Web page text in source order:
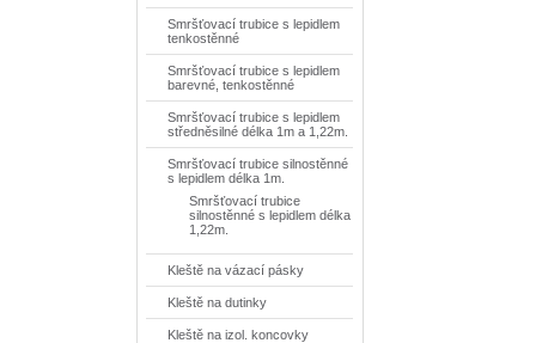
Smršťovací trubice s lepidlem
tenkostěnné
Smršťovací trubice s lepidlem
barevné, tenkostěnné
Smršťovací trubice s lepidlem
středněsilné délka 1m a 1,22m.
Smršťovací trubice silnostěnné
s lepidlem délka 1m.
Smršťovací trubice
silnostěnné s lepidlem délka
1,22m.
Kleště na vázací pásky
Kleště na dutinky
Kleště na izol. koncovky